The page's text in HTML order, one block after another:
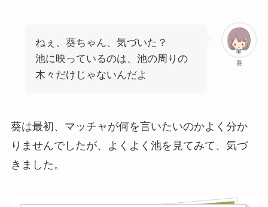
葵
ねぇ、葵ちゃん、気づいた？
池に映っているのは、池の周りの
木々だけじゃないんだよ
葵は最初、マッチャが何を言いたいのかよく分か
りませんでしたが、よくよく池を見てみて、気づ
きました。